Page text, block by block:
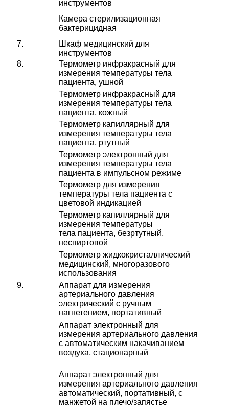
инструментов
Камера стерилизационная
бактерицидная
7.
Шкаф медицинский для
инструментов
8.
Термометр инфракрасный для
измерения температуры тела
пациента, ушной
Термометр инфракрасный для
измерения температуры тела
пациента, кожный
Термометр капиллярный для
измерения температуры тела
пациента, ртутный
Термометр электронный для
измерения температуры тела
пациента в импульсном режиме
Термометр для измерения
температуры тела пациента с
цветовой индикацией
Термометр капиллярный для
измерения температуры
тела пациента, безртутный,
неспиртовой
Термометр жидкокристаллический
медицинский, многоразового
использования
9.
Аппарат для измерения
артериального давления
электрический с ручным
нагнетением, портативный
Аппарат электронный для
измерения артериального давления
с автоматическим накачиванием
воздуха, стационарный
Аппарат электронный для
измерения артериального давления
автоматический, портативный, с
манжетой на плечо/запястье